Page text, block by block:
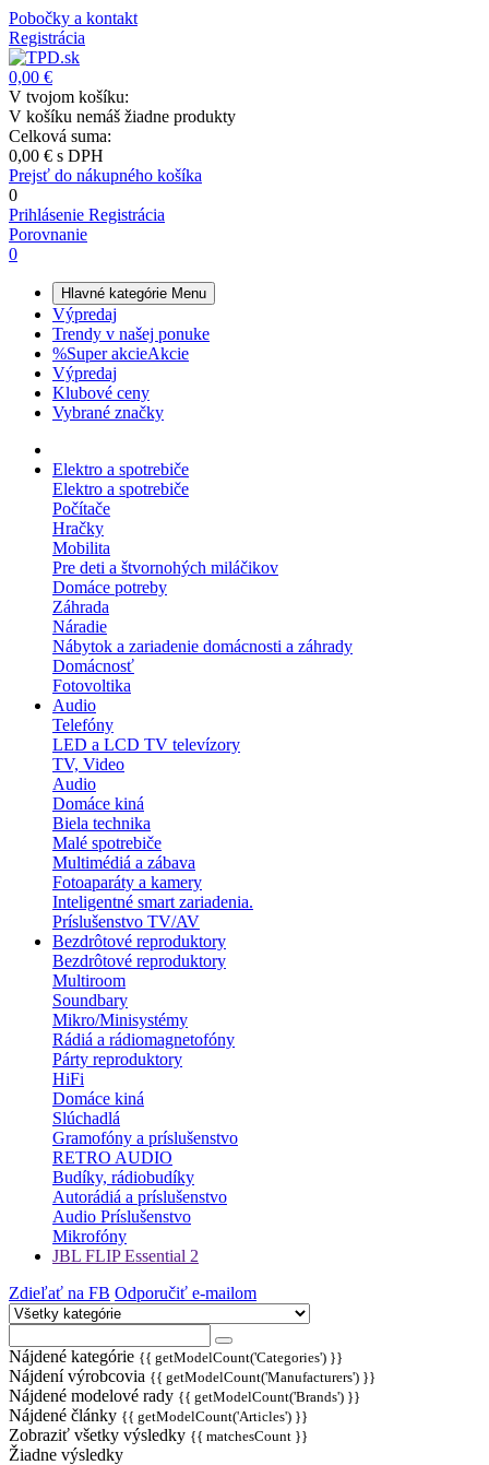
Pobočky a kontakt
Registrácia
0,00 €
V tvojom košíku:
V košíku nemáš žiadne produkty
Celková suma:
0,00 € s DPH
Prejsť do nákupného košíka
0
Prihlásenie Registrácia
Porovnanie
0
Hlavné kategórie Menu
Výpredaj
Trendy v našej ponuke
%Super akcieAkcie
Výpredaj
Klubové ceny
Vybrané značky
Elektro a spotrebiče
Elektro a spotrebiče
Počítače
Hračky
Mobilita
Pre deti a štvornohých miláčikov
Domáce potreby
Záhrada
Náradie
Nábytok a zariadenie domácnosti a záhrady
Domácnosť
Fotovoltika
Audio
Telefóny
LED a LCD TV televízory
TV, Video
Audio
Domáce kiná
Biela technika
Malé spotrebiče
Multimédiá a zábava
Fotoaparáty a kamery
Inteligentné smart zariadenia.
Príslušenstvo TV/AV
Bezdrôtové reproduktory
Bezdrôtové reproduktory
Multiroom
Soundbary
Mikro/Minisystémy
Rádiá a rádiomagnetofóny
Párty reproduktory
HiFi
Domáce kiná
Slúchadlá
Gramofóny a príslušenstvo
RETRO AUDIO
Budíky, rádiobudíky
Autorádiá a príslušenstvo
Audio Príslušenstvo
Mikrofóny
JBL FLIP Essential 2
Zdieľať na FB Odporučiť e-mailom
Nájdené kategórie {{ getModelCount('Categories') }}
Nájdení výrobcovia {{ getModelCount('Manufacturers') }}
Nájdené modelové rady {{ getModelCount('Brands') }}
Nájdené články {{ getModelCount('Articles') }}
Zobraziť všetky výsledky {{ matchesCount }}
Žiadne výsledky